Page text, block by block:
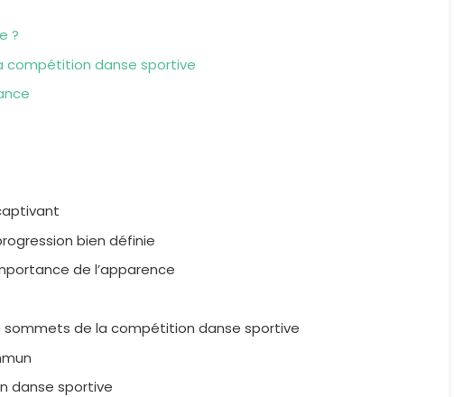
?
compétition danse sportive
bien définie
de l’apparence
sommets de la compétition danse sportive
danse sportive